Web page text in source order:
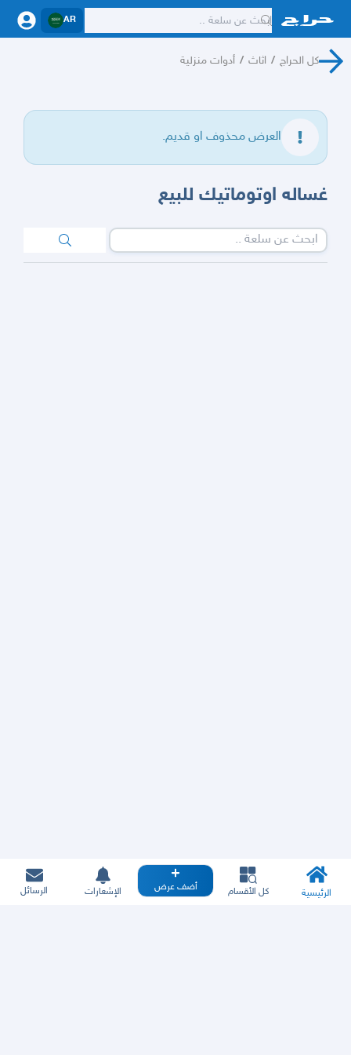
AR
كل الحراج / اثاث / أدوات منزلية
العرض محذوف او قديم.
غساله اوتوماتيك للبيع
الرئيسية كل الأقسام أضف عرض الإشعارات الرسائل